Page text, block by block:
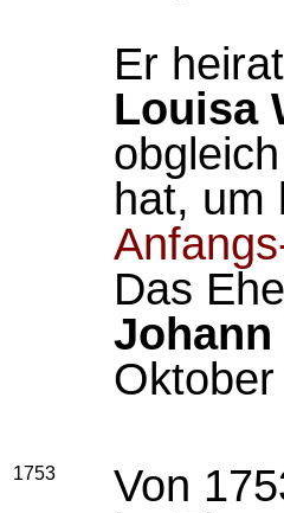
Er
Louisa
hat, um
Das
1753
Von